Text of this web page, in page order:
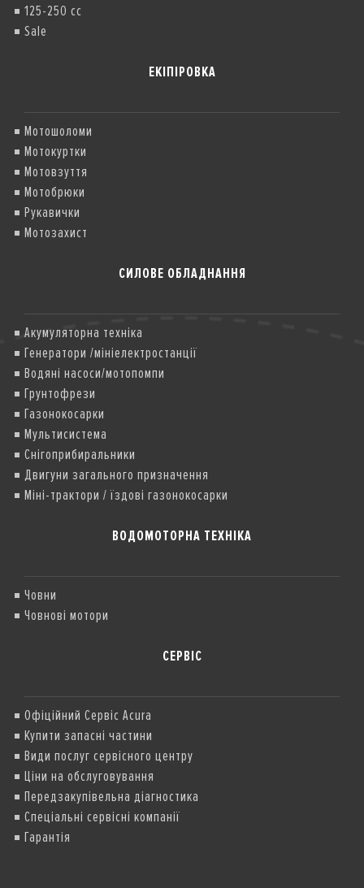
125-250 cc
Sale
ЕКІПІРОВКА
Мотошоломи
Мотокуртки
Мотовзуття
Мотобрюки
Рукавички
Мотозахист
СИЛОВЕ ОБЛАДНАННЯ
Акумуляторна техніка
Генератори /мініелектростанції
Водяні насоси/мотопомпи
Грунтофрези
Газонокосарки
Мультисистема
Снігоприбиральники
Двигуни загального призначення
Міні-трактори / їздові газонокосарки
ВОДОМОТОРНА ТЕХНІКА
Човни
Човнові мотори
СЕРВІС
Офіційний Сервіс Acura
Купити запасні частини
Види послуг сервісного центру
Ціни на обслуговування
Передзакупівельна діагностика
Спеціальні сервісні компанії
Гарантія